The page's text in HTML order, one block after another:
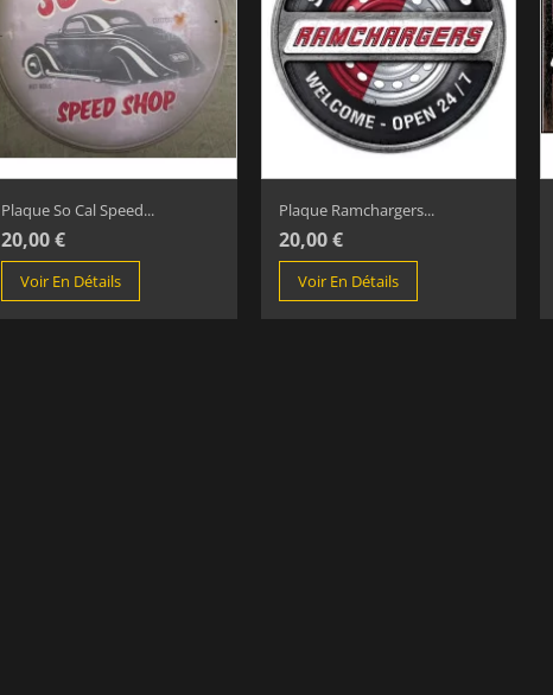
Plaque So Cal Speed...
20,00 €
Voir En Détails
Plaque Ramchargers...
20,00 €
Voir En Détails